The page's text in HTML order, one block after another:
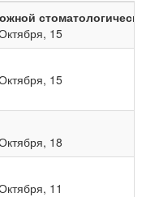
15
15
18
11